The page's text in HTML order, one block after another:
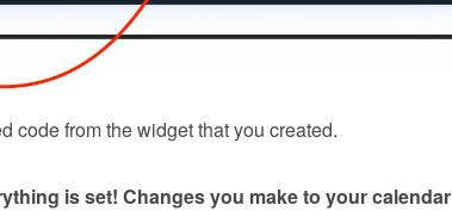
code from the widget that you created.
is set! Changes you make to your calendar